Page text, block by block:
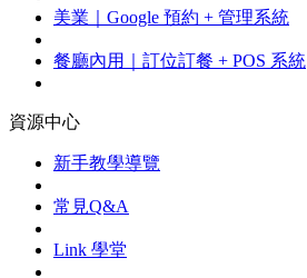
美業｜Google 預約 + 管理系統
餐廳內用｜訂位訂餐 + POS 系統
資源中心
新手教學導覽
常見Q&A
Link 學堂